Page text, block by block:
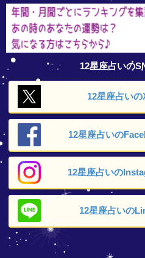
12星座占いの
12星座占いの
12星座占いの
12星座占いの
12星座占いの